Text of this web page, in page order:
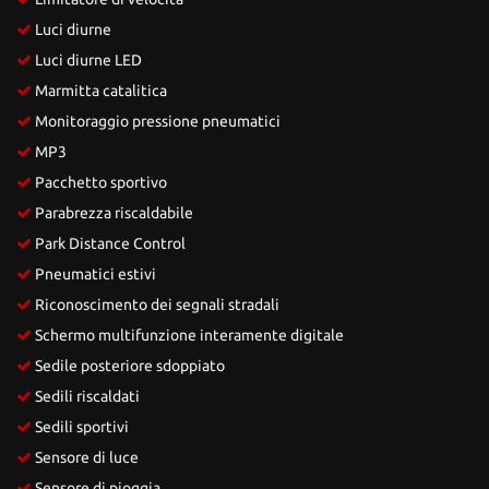
Luci diurne
Luci diurne LED
Marmitta catalitica
Monitoraggio pressione pneumatici
MP3
Pacchetto sportivo
Parabrezza riscaldabile
Park Distance Control
Pneumatici estivi
Riconoscimento dei segnali stradali
Schermo multifunzione interamente digitale
Sedile posteriore sdoppiato
Sedili riscaldati
Sedili sportivi
Sensore di luce